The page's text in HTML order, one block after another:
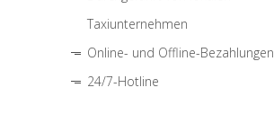
Taxiunternehmen
Online- und Offline-Bezahlungen
24/7-Hotline